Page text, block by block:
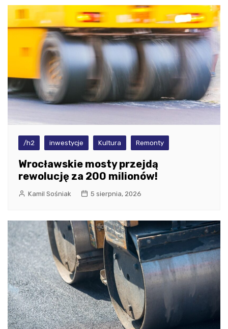
/h2 inwestycje Kultura Remonty
Wrocławskie mosty przejdą
rewolucję za 200 milionów!
Kamil Sośniak 5 sierpnia, 2026